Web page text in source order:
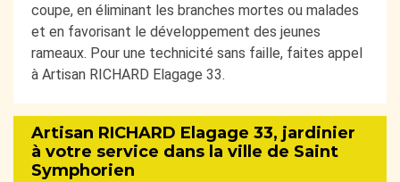
coupe, en éliminant les branches mortes ou malades
et en favorisant le développement des jeunes
rameaux. Pour une technicité sans faille, faites appel
à Artisan RICHARD Elagage 33.
Artisan RICHARD Elagage 33, jardinier
à votre service dans la ville de Saint
Symphorien